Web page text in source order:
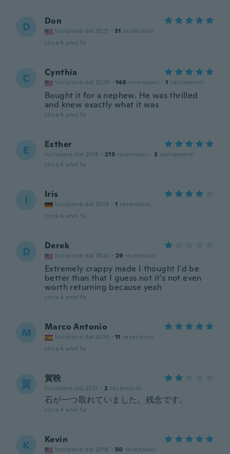
D Don
Iscrizione dal 2021 · 31 recensioni
circa 4 anni fa
C Cynthia
Iscrizione dal 2020 · 140 recensioni · 1 caricamenti
Bought it for a nephew. He was thrilled
and knew exactly what it was
circa 4 anni fa
E Esther
Iscrizione dal 2018 · 213 recensioni · 3 caricamenti
circa 4 anni fa
I Iris
Iscrizione dal 2019 · 1 recensioni
circa 4 anni fa
D Derek
Iscrizione dal 2020 · 29 recensioni
Extremely crappy made I thought I'd be
better than that I guess not it's not even
worth returning because yeah
circa 4 anni fa
M Marco Antonio
Iscrizione dal 2016 · 11 recensioni
circa 4 anni fa
賀 賀映
Iscrizione dal 2021 · 2 recensioni
石が一つ取れていました。残念です。
circa 4 anni fa
K Kevin
Iscrizione dal 2018 · 50 recensioni